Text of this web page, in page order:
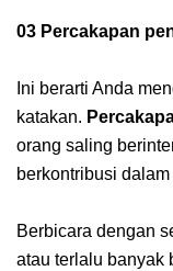
03 Percakapan
Ini berarti Anda
katakan.
orang saling
berkontribusi
Berbicara dengan
atau terlalu banyak